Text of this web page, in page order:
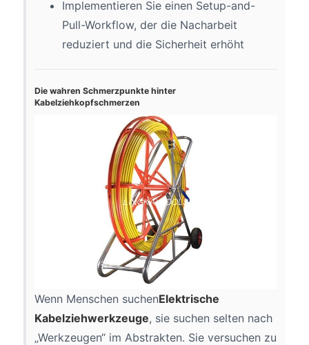
Implementieren Sie einen Setup-and-
Pull-Workflow, der die Nacharbeit
reduziert und die Sicherheit erhöht
Die wahren Schmerzpunkte hinter
Kabelziehkopfschmerzen
Wenn Menschen suchenElektrische
Kabelziehwerkzeuge, sie suchen selten nach
„Werkzeugen“ im Abstrakten. Sie versuchen zu